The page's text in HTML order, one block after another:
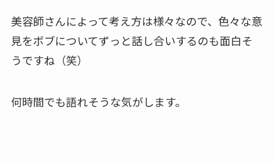
美容師さんによって考え方は様々なので、色々な意
見をボブについてずっと話し合いするのも面白そ
うですね（笑）
何時間でも語れそうな気がします。